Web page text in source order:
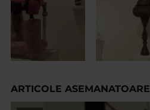
ARTICOLE ASEMANATOARE